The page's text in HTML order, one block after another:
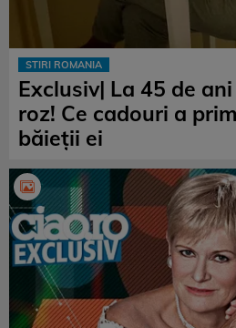
STIRI ROMANIA
Exclusiv| La 45 de
roz! Ce cadouri a
băieții ei